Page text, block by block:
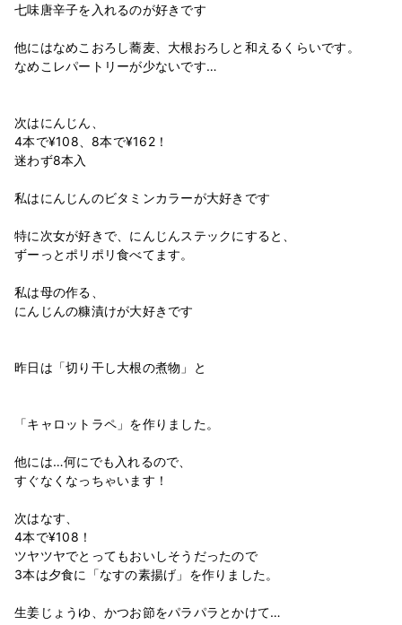
七味唐辛子を入れるのが好きです
他にはなめこおろし蕎麦、大根おろしと和えるくらいです。
なめこレパートリーが少ないです…
次はにんじん、
4本で¥108、8本で¥162！
迷わず8本入
私はにんじんのビタミンカラーが大好きです
特に次女が好きで、にんじんステックにすると、
ずーっとポリポリ食べてます。
私は母の作る、
にんじんの糠漬けが大好きです
昨日は「切り干し大根の煮物」と
「キャロットラペ」を作りました。
他には…何にでも入れるので、
すぐなくなっちゃいます！
次はなす、
4本で¥108！
ツヤツヤでとってもおいしそうだったので
3本は夕食に「なすの素揚げ」を作りました。
生姜じょうゆ、かつお節をパラパラとかけて…